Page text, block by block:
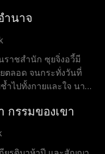
สูงสุดไว้ในมือนางเอง
พิมดาว พิมดาวอยาก
แท้จริงของกันและกัน
รั้ง สุดท้ายความจริง
ใจผิดกัน และได้ลงเอย
ำนาจ
ราชสำนัก ซุยจิ่งอวี้มี
ตลอด จนกระทั่งวันที่
ำไปทั้งกายและใจ นาง
งเป็น และพร้อมจะ
กรรมของเขา